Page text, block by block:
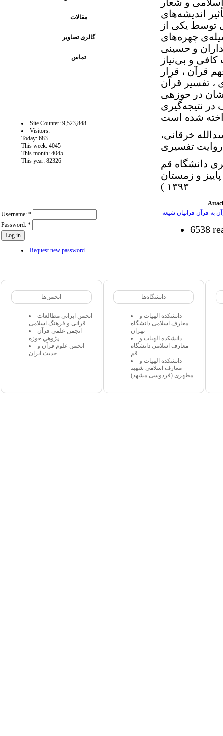
مقالات
گالری تصاویر
تماس
Site Counter: 9,523,848
Visitors:
Today: 683
This week: 4045
This month: 4045
This year: 82326
Username: *
Password: *
Request new password
و شعار
اندیشه‌های
توسط یکی از
چهره‌های
و حسینی
و بی‌نیاز
قرآن ، قرار
، تفسیر قرآن
در حوزه‏ی
در نتیجه‌گیری
خرقانی،
استاد دانشگاه قم . پژوهش دینی . شماره ۲۹ - ( پاییز و زمستان
۱۳۹۳ )
6538
انجمن‌ها
انجمن ایرانی مطالعات
قرآنی و فرهنگ اسلامی
انجمن علمي قرآن
پژوهي حوزه
انجمن علوم قرآن و
حدیث ایران
دانشگاه‌ها
دانشکده الهیات و
معارف اسلامی دانشگاه
تهران
دانشکده الهیات و
معارف اسلامی دانشگاه
قم
دانشکده الهیات و
معارف اسلامی شهید
مطهری (فردوسی مشهد)